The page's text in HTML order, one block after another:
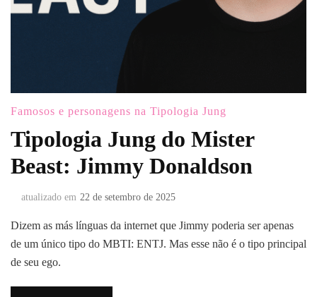
Famosos e personagens na Tipologia Jung
Tipologia Jung do Mister
Beast: Jimmy Donaldson
atualizado em 22 de setembro de 2025
Dizem as más línguas da internet que Jimmy poderia ser apenas
de um único tipo do MBTI: ENTJ. Mas esse não é o tipo principal
de seu ego.